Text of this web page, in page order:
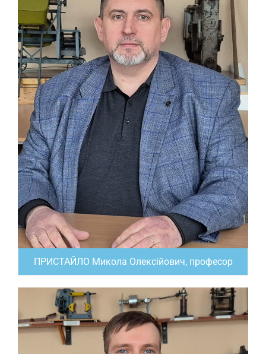
ПРИСТАЙЛО Микола Олексійович, професор